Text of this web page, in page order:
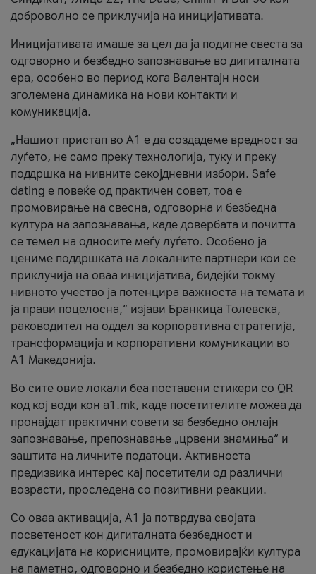
доброволно се приклучија на иницијативата.
Иницијативата имаше за цел да ја подигне свеста за
одговорно и безбедно запознавање во дигиталната
ера, особено во период кога Валентајн носи
зголемена динамика на нови контакти и
комуникација.
„Нашиот пристап во А1 е да создадеме вредност за
луѓето, не само преку технологија, туку и преку
поддршка на нивните секојдневни избори. Safe
dating е повеќе од практичен совет, тоа е
промовирање на свесна, одговорна и безбедна
култура на запознавања, каде довербата и почитта
се темел на односите меѓу луѓето. Особено ја
цениме поддршката на локалните партнери кои се
приклучија на оваа иницијатива, бидејќи токму
нивното учество ја потенцира важноста на темата и
ја прави поцелосна,“ изјави Бранкица Толевска,
раководител на оддел за корпоративна стратегија,
трансформација и корпоративни комуникации во
А1 Македонија.
Во сите овие локали беа поставени стикери со QR
код кој води кон a1.mk, каде посетителите можеа да
пронајдат практични совети за безбедно онлајн
запознавање, препознавање „црвени знамиња“ и
заштита на личните податоци. Активноста
предизвика интерес кај посетители од различни
возрасти, проследена со позитивни реакции.
Со оваа активација, А1 ја потврдува својата
посветеност кон дигиталната безбедност и
едукацијата на корисниците, промовирајќи култура
на паметно, одговорно и безбедно користење на